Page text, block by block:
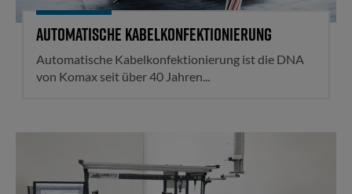
Automatische Kabelkonfektionierung
Automatische Kabelkonfektionierung ist die DNA
von Komax seit über 40 Jahren...